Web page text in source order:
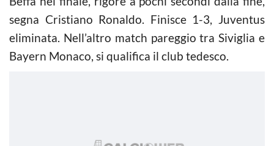
segna Cristiano Ronaldo. Finisce 1-3, Juventus
eliminata. Nell’altro match pareggio tra Siviglia e
Bayern Monaco, si qualifica il club tedesco.